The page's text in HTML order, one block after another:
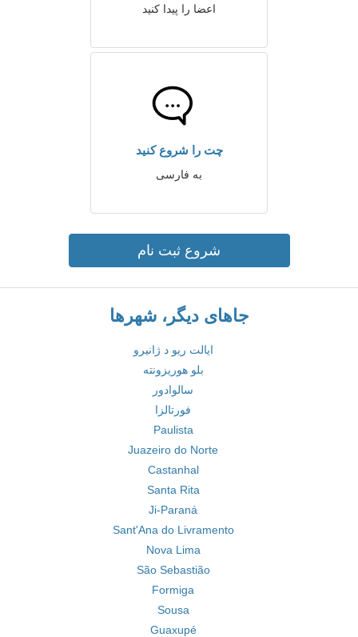
اعضا را پیدا کنید
چت را شروع کنید
به فارسی
شروع ثبت نام
جاهای دیگر، شهرها
ایالت ریو د ژانیرو
بلو هوریزونته
سالوادور
فورتالزا
Paulista
Juazeiro do Norte
Castanhal
Santa Rita
Ji-Paraná
Sant'Ana do Livramento
Nova Lima
São Sebastião
Formiga
Sousa
Guaxupé